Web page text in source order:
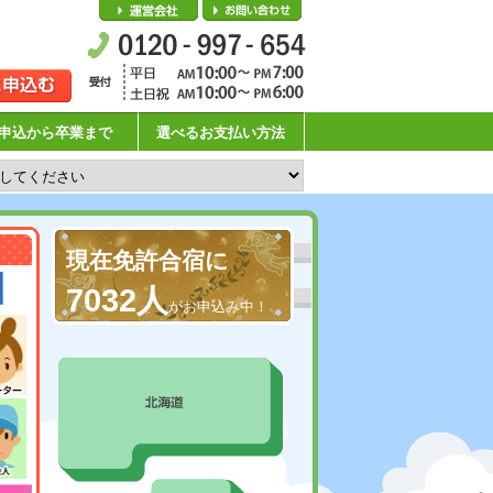
会社概要
込から卒業まで 選べるお支払い方法
現在免許合宿に
7032人がお申込み中！